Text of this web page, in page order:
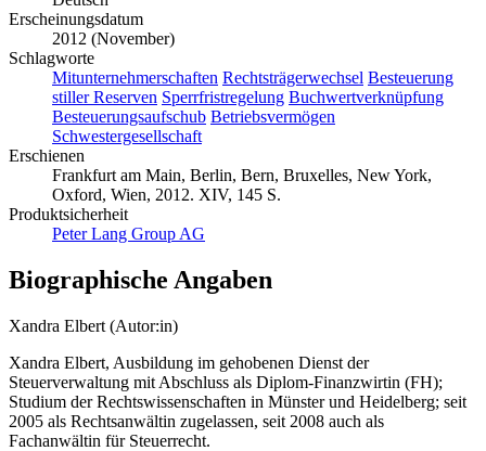
Erscheinungsdatum
2012 (November)
Schlagworte
Mitunternehmerschaften Rechtsträgerwechsel Besteuerung
stiller Reserven Sperrfristregelung Buchwertverknüpfung
Besteuerungsaufschub Betriebsvermögen
Schwestergesellschaft
Erschienen
Frankfurt am Main, Berlin, Bern, Bruxelles, New York,
Oxford, Wien, 2012. XIV, 145 S.
Produktsicherheit
Peter Lang Group AG
Biographische Angaben
Xandra Elbert (Autor:in)
Xandra Elbert, Ausbildung im gehobenen Dienst der
Steuerverwaltung mit Abschluss als Diplom-Finanzwirtin (FH);
Studium der Rechtswissenschaften in Münster und Heidelberg; seit
2005 als Rechtsanwältin zugelassen, seit 2008 auch als
Fachanwältin für Steuerrecht.